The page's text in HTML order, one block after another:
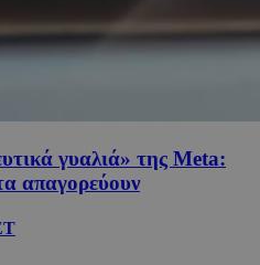
γυαλιά» της Μeta:
απαγορεύουν